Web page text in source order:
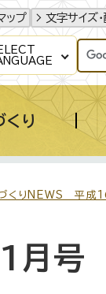
ップ 文字サイズ
くり
くりNEWS 平成
月号